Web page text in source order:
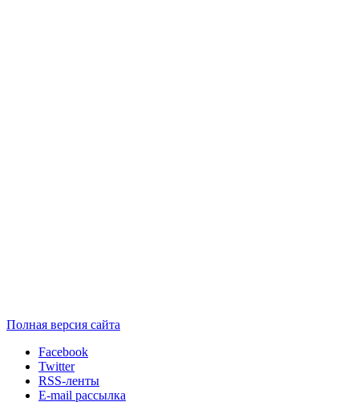
Полная версия сайта
Facebook
Twitter
RSS-ленты
E-mail рассылка